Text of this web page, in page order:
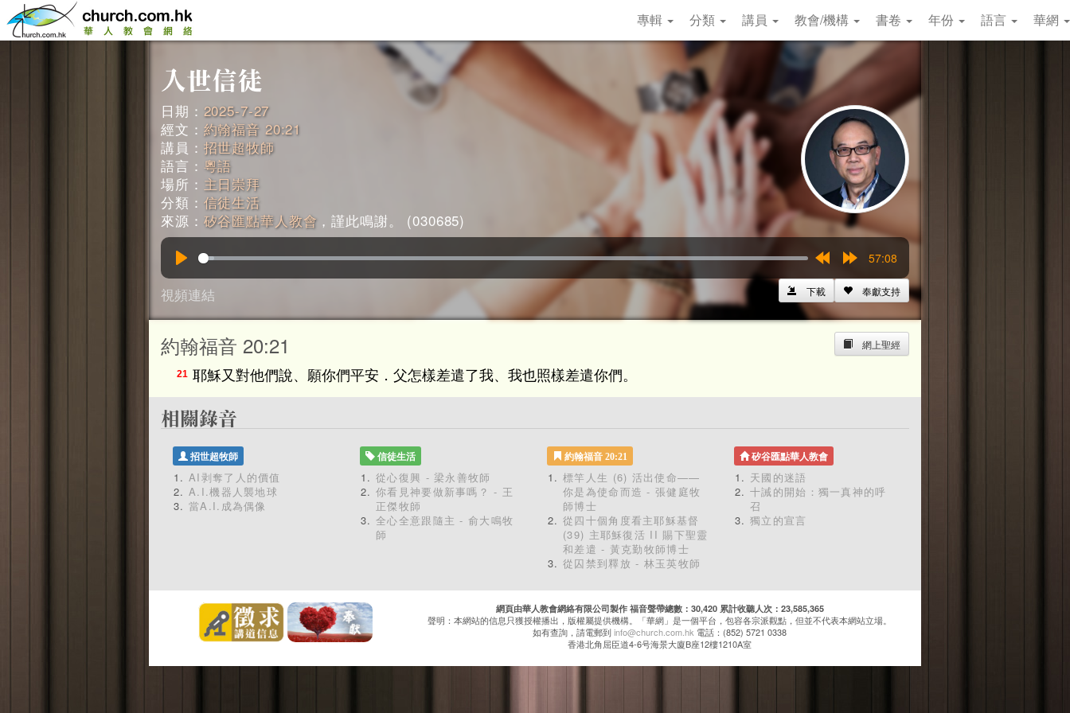
專輯 分類 講員 教會/機構 書卷 年份 語言 華網
日期： 2025-7-27
經文： 約翰福音 20:21
講員： 招世超牧師
語言： 粵語
場所： 主日崇拜
分類： 信徒生活
來源： 矽谷匯點華人教會 ，謹此鳴謝。 (030685)
15s
15s
57:08
視頻連結 奉獻支持
下載
網上聖經
約翰福音 20:21
21 耶穌又對他們說、願你們平安．父怎樣差遣了我、我也照樣差遣你們。
招世超牧師
AI剥奪了人的價值
A.I.機器人襲地球
當A.I.成為偶像
信徒生活
從心復興 - 梁永善牧師
你看見神要做新事嗎？ - 王
正傑牧師
全心全意跟隨主 - 俞大鳴牧
師
約翰福音 20:21
標竿人生 (6) 活出使命——
你是為使命而造 - 張健庭牧
師博士
從四十個角度看主耶穌基督
(39) 主耶穌復活 II 賜下聖靈
和差遣 - 黃克勤牧師博士
從囚禁到釋放 - 林玉英牧師
矽谷匯點華人教會
天國的迷語
十誡的開始：獨一真神的呼
召
獨立的宣言
網頁由華人教會網絡有限公司製作 福音聲帶總數：30,420 累計收聽人次：23,585,365
聲明：本網站的信息只獲授權播出，版權屬提供機構。「華網」是一個平台，包容各宗派觀點，但並不代表本網站立場。
如有查詢，請電郵到info@church.com.hk 電話：(852) 5721 0338
香港北角屈臣道4-6号海景大廈B座12樓1210A室